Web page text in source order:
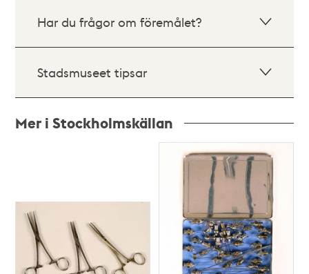
Har du frågor om föremålet?
Stadsmuseet tipsar
Mer i Stockholmskällan
teman